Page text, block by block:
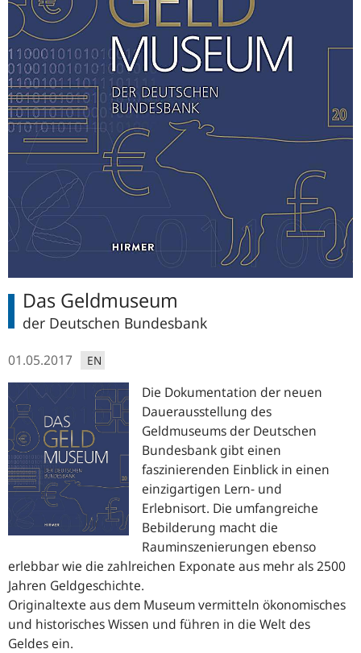
Das Geldmuseum
der Deutschen Bundesbank
01.05.2017 EN
Die Dokumentation der neuen
Dauerausstellung des
Geldmuseums der Deutschen
Bundesbank gibt einen
faszinierenden Einblick in einen
einzigartigen Lern- und
Erlebnisort. Die umfangreiche
Bebilderung macht die
Rauminszenierungen ebenso
erlebbar wie die zahlreichen Exponate aus mehr als 2500
Jahren Geldgeschichte.
Originaltexte aus dem Museum vermitteln ökonomisches
und historisches Wissen und führen in die Welt des
Geldes ein.